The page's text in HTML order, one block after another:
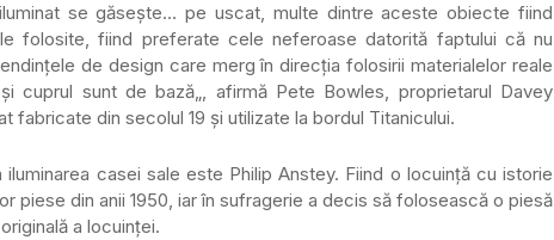
se găsește… pe uscat, multe dintre aceste obiecte fiind
folosite, fiind preferate cele neferoase datorită faptului că nu
de design care merg în direcția folosirii materialelor reale
cuprul sunt de bază„, afirmă Pete Bowles, proprietarul Davey
fabricate din secolul 19 și utilizate la bordul Titanicului.
casei sale este Philip Anstey. Fiind o locuință cu istorie
piese din anii 1950, iar în sufragerie a decis să folosească o piesă
a locuinței.